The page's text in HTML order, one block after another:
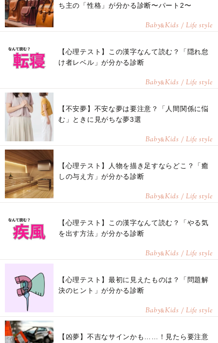
ち主の「性格」が分かる診断〜パート2〜
Baby&Kids / Life style
【心理テスト】この漢字なんて読む？「隠れ怠
け者レベル」が分かる診断
Baby&Kids / Life style
【不安夢】不安な夢は要注意？「人間関係に悩
む」ときに見がちな夢3選
Baby&Kids / Life style
【心理テスト】人物を描き足すならどこ？「癒
しの与え方」が分かる診断
Baby&Kids / Life style
【心理テスト】この漢字なんて読む？「やる気
を出す方法」が分かる診断
Baby&Kids / Life style
【心理テスト】最初に見えたものは？「問題解
決のヒント」が分かる診断
Baby&Kids / Life style
【凶夢】不吉なサインかも……！見たら要注意